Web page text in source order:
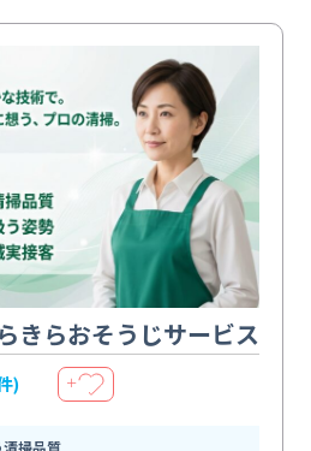
きらおそうじサービス
) ＋
掃品質